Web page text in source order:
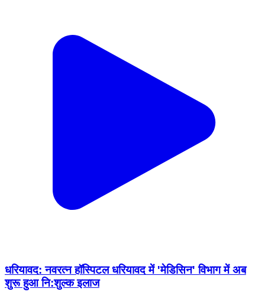
धरियावद: नवरत्न हॉस्पिटल धरियावद में 'मेडिसिन' विभाग में अब
शुरू हुआ नि:शुल्क इलाज